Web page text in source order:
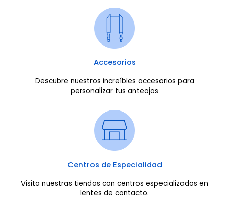
Accesorios
Descubre nuestros increíbles accesorios para
personalizar tus anteojos
Centros de Especialidad
Visita nuestras tiendas con centros especializados en
lentes de contacto.